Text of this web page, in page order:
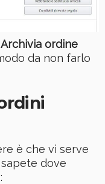
Archivia ordine
da non farlo
è che vi serve
dove